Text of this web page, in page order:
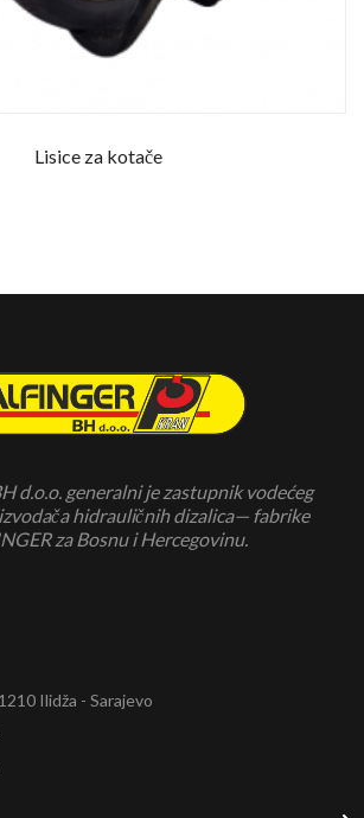
Lisice za kotače
d.o.o. generalni je zastupnik vodećeg
hidrauličnih dizalica— fabrike
za Bosnu i Hercegovinu.
Ilidža - Sarajevo